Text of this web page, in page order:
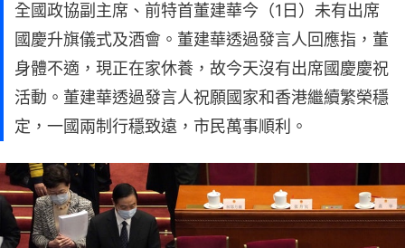
全國政協副主席、前特首董建華今（1日）未有出席
國慶升旗儀式及酒會。董建華透過發言人回應指，董
身體不適，現正在家休養，故今天沒有出席國慶慶祝
活動。董建華透過發言人祝願國家和香港繼續繁榮穩
定，一國兩制行穩致遠，市民萬事順利。